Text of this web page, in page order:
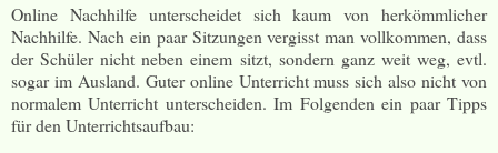
Online Nachhilfe unterscheidet sich kaum von herkömmlicher
Nachhilfe. Nach ein paar Sitzungen vergisst man vollkommen, dass
der Schüler nicht neben einem sitzt, sondern ganz weit weg, evtl.
sogar im Ausland. Guter online Unterricht muss sich also nicht von
normalem Unterricht unterscheiden. Im Folgenden ein paar Tipps
für den Unterrichtsaufbau: